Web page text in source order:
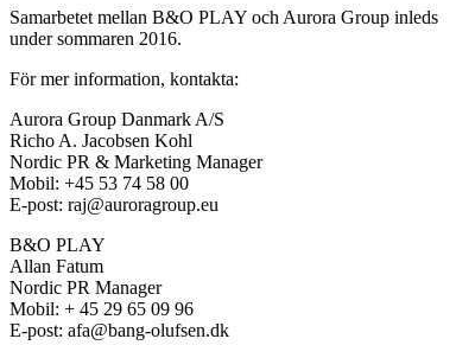
Samarbetet mellan B&O PLAY och Aurora Group inleds
under sommaren 2016.
För mer information, kontakta:
Aurora Group Danmark A/S
Richo A. Jacobsen Kohl
Nordic PR & Marketing Manager
Mobil: +45 53 74 58 00
E-post: raj@auroragroup.eu
B&O PLAY
Allan Fatum
Nordic PR Manager
Mobil: + 45 29 65 09 96
E-post: afa@bang-olufsen.dk